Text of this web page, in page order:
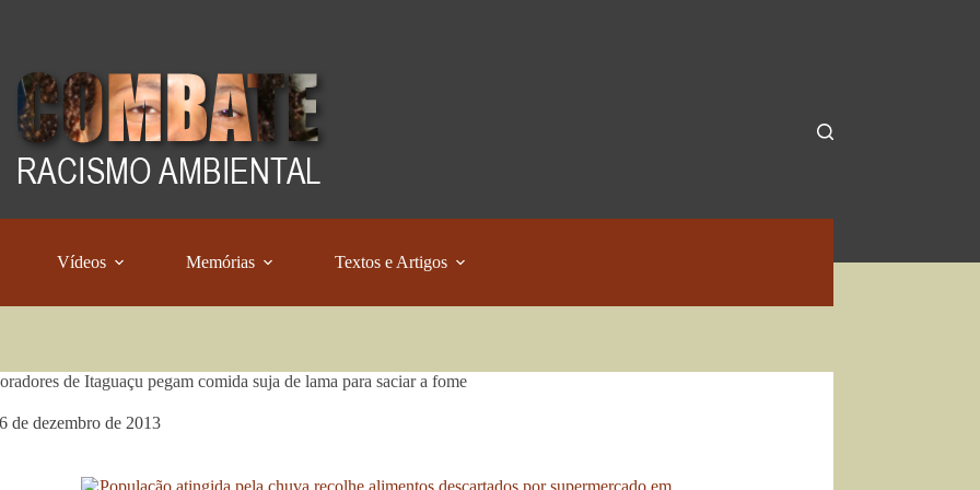
Vídeos Memórias Textos e Artigos
de Itaguaçu pegam comida suja de lama para saciar a fome
de dezembro de 2013